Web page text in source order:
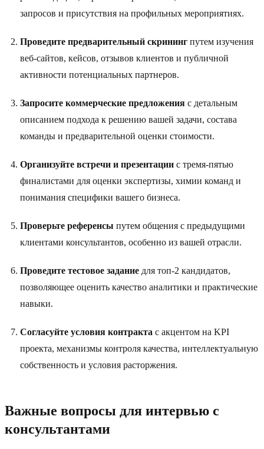
запросов и присутствия на профильных мероприятиях.
Проведите предварительный скрининг путем изучения
веб-сайтов, кейсов, отзывов клиентов и публичной
активности потенциальных партнеров.
Запросите коммерческие предложения с детальным
описанием подхода к решению вашей задачи, состава
команды и предварительной оценки стоимости.
Организуйте встречи и презентации с тремя-пятью
финалистами для оценки экспертизы, химии команд и
понимания специфики вашего бизнеса.
Проверьте референсы путем общения с предыдущими
клиентами консультантов, особенно из вашей отрасли.
Проведите тестовое задание для топ-2 кандидатов,
позволяющее оценить качество аналитики и практические
навыки.
Согласуйте условия контракта с акцентом на KPI
проекта, механизмы контроля качества, интеллектуальную
собственность и условия расторжения.
Важные вопросы для интервью с
консультантами